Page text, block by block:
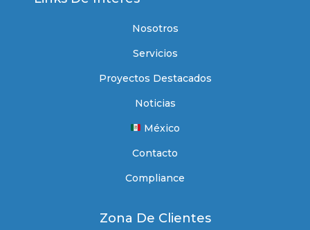
Nosotros
Servicios
Proyectos Destacados
Noticias
México
Contacto
Compliance
Zona De Clientes